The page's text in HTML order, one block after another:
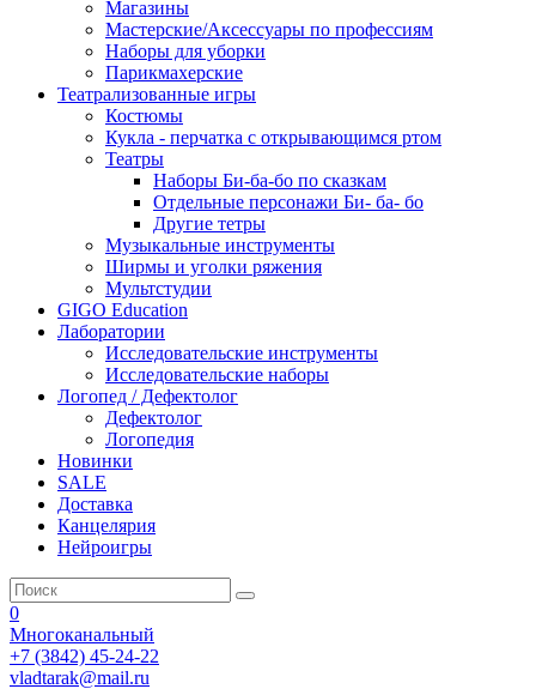
Магазины
Мастерские/Аксессуары по профессиям
Наборы для уборки
Парикмахерские
Театрализованные игры
Костюмы
Кукла - перчатка с открывающимся ртом
Театры
Наборы Би-ба-бо по сказкам
Отдельные персонажи Би- ба- бо
Другие тетры
Музыкальные инструменты
Ширмы и уголки ряжения
Мультстудии
GIGO Education
Лаборатории
Исследовательские инструменты
Исследовательские наборы
Логопед / Дефектолог
Дефектолог
Логопедия
Новинки
SALE
Доставка
Канцелярия
Нейроигры
0
Многоканальный
+7 (3842) 45-24-22
vladtarak@mail.ru